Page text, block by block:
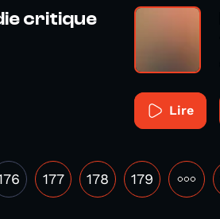
critique
Lire
177 178 179 •••